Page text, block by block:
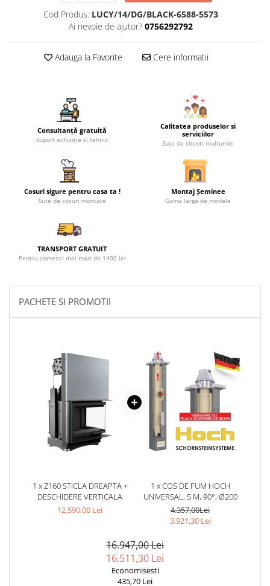
ACCESORII COSURI DE FUM
Palarii cos de fum
USTENSILE CURATARE COS FUM
FOCARE / TERMOFOCARE PELEȚI
SOBE ȘI TERMOSOBE PE PELETI
SOBE DE GATIT PE PELETI
CENTRALE PE PELETI
TUBULATURA EVACUARE PELETI
TUBULATURA PREMIUM PELETI FI 80
TUBULATURA PREMIUM PELETI
FI100 - SEMINEE / SOBE
SEMINEE DECORATIVE
SEMINEE CU LUMANARI
BIO ȘEMINEE
BIOSEMINEE TIP PORTAL
SEMINEE & VETRE EXTERIOR
ȘEMINEE PE GAZ
FOCARE PE GAZ STANDARD
FOCARE PE GAZ PREMIUM
FOCARE SI SEMINEE GAZ EXTERIOR
MONTAJ SEMINEU
BURLANE DE OTEL PREMIUM
Cod Produs: LUCY/14/DG/BLACK-6588-5573
Ai nevoie de ajutor? 0756292792
Adauga la Favorite Cere informatii
Consultanță gratuită
Suport achiziție si tehnic
Calitatea produselor si
serviciilor
Sute de clienti multumiti
Cosuri sigure pentru casa ta !
Sute de cosuri montate
Montaj Șeminee
Gama larga de modele
TRANSPORT GRATUIT
Pentru comenzi mai mari de 1400 lei
PACHETE SI PROMOTII
1 x Z160 STICLA DREAPTA +
DESCHIDERE VERTICALA
12.590,00 Lei
1 x COS DE FUM HOCH
UNIVERSAL, 5 M, 90°, Ø200
4.357,00Lei
3.921,30 Lei
16.947,00 Lei
16.511,30 Lei
Economisesti
435,70 Lei